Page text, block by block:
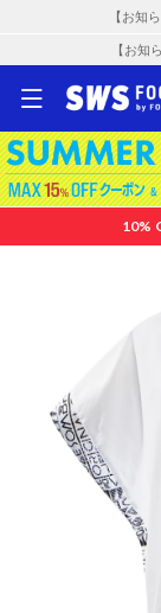
【お知
【お知
10%